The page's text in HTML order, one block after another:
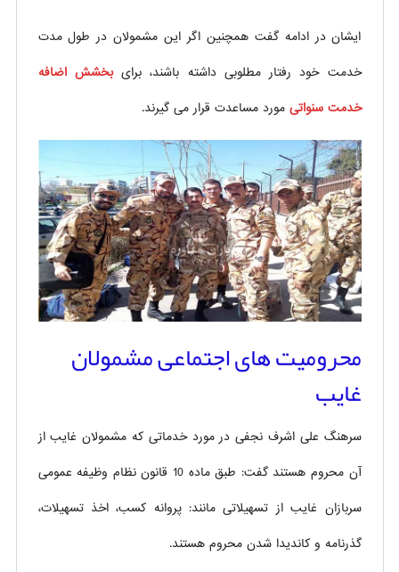
ایشان در ادامه گفت همچنین اگر این مشمولان در طول مدت
خدمت خود رفتار مطلوبی داشته باشند، برایبخشش اضافه
خدمت سنواتی مورد مساعدت قرار می گیرند.
محرومیت های اجتماعی مشمولان
غایب
سرهنگ علی اشرف نجفی در مورد خدماتی که مشمولان غایب از
آن محروم هستند گفت: طبق ماده 10 قانون نظام وظیفه عمومی
سربازان غایب از تسهیلاتی مانند: پروانه کسب، اخذ تسهیلات،
گذرنامه و کاندیدا شدن محروم هستند.